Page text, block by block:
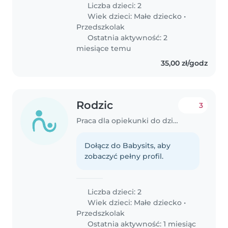
Liczba dzieci: 2
Wiek dzieci: Małe dziecko •
Przedszkolak
Ostatnia aktywność: 2
miesiące temu
35,00 zł/godz
Rodzic
Praca dla opiekunki do dziecka w Wólka
3
Dołącz do Babysits, aby
zobaczyć pełny profil.
Liczba dzieci: 2
Wiek dzieci: Małe dziecko •
Przedszkolak
Ostatnia aktywność: 1 miesiąc